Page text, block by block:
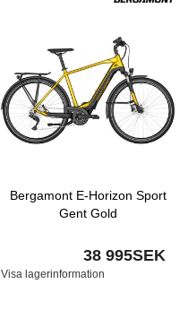
Bergamont E-Horizon Sport
Gent Gold
38 995SEK
Visa lagerinformation